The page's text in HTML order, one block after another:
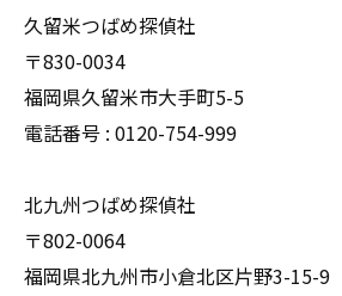
久留米つばめ探偵社
〒830-0034
福岡県久留米市大手町5-5
電話番号 : 0120-754-999
北九州つばめ探偵社
〒802-0064
福岡県北九州市小倉北区片野3-15-9